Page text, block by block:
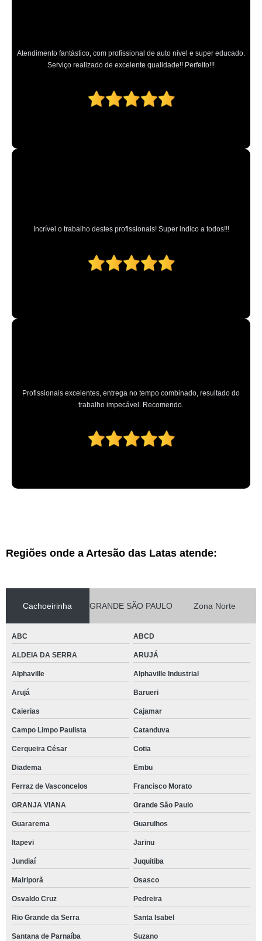
Atendimento fantástico, com profissional de auto nível e super educado.
Serviço realizado de excelente qualidade!! Perfeito!!!
Incrível o trabalho destes profissionais! Super indico a todos!!!
Profissionais excelentes, entrega no tempo combinado, resultado do
trabalho impecável. Recomendo.
Regiões onde a Artesão das Latas atende:
Cachoeirinha GRANDE SÃO PAULO Zona Norte
ABC ABCD
ALDEIA DA SERRA ARUJÁ
Alphaville Alphaville Industrial
Arujá Barueri
Caierias Cajamar
Campo Limpo Paulista Catanduva
Cerqueira César Cotia
Diadema Embu
Ferraz de Vasconcelos Francisco Morato
GRANJA VIANA Grande São Paulo
Guararema Guarulhos
Itapevi Jarinu
Jundiaí Juquitiba
Mairiporã Osasco
Osvaldo Cruz Pedreira
Rio Grande da Serra Santa Isabel
Santana de Parnaíba Suzano